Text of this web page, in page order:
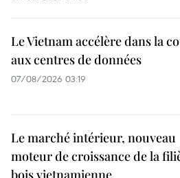
Le Vietnam accélère dans la
aux centres de données
07/08/2026 03:19
Le marché intérieur, nouveau
moteur de croissance de la